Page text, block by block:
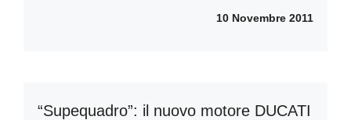
10 Novembre 2011
“Supequadro”: il nuovo motore DUCATI